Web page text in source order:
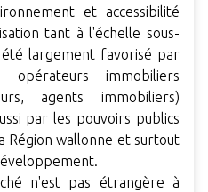
et accessibilité
tant à l'échelle sous-
largement favorisé par
immobiliers
agents immobiliers)
par les pouvoirs publics
Région wallonne et surtout
n'est pas étrangère à